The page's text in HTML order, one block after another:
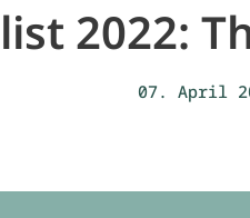
2022:
07. April